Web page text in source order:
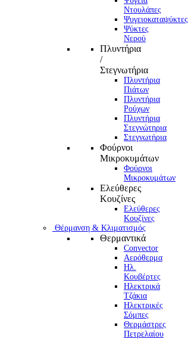
Ντουλάπες
Ψυγειοκαταψύκτες
Ψύκτες
Νερού
Πλυντήρια
/
Στεγνωτήρια
Πλυντήρια
Πιάτων
Πλυντήρια
Ρούχων
Πλυντήρια
Στεγνώτηρια
Στεγνωτήρια
Φούρνοι
Μικροκυμάτων
Φούρνοι
Μικροκυμάτων
Ελεύθερες
Κουζίνες
Ελεύθερες
Κουζίνες
Θέρμανση & Κλιματισμός
Θερμαντικά
Convector
Αερόθερμα
Ηλ.
Κουβέρτες
Ηλεκτρικά
Τζάκια
Ηλεκτρικές
Σόμπες
Θερμάστρες
Πετρελαίου